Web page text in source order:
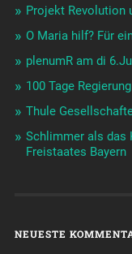
Projekt Revolution
O Maria hilf? Für
plenumR am di
100 Tage
Thule
Schlimmer als das
Freistaates Bayern
NEUESTE